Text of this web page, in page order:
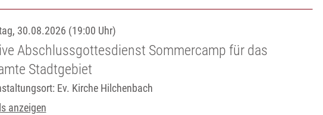
30.08.2026 (19:00 Uhr)
Abschlussgottesdienst Sommercamp für das
Stadtgebiet
Ev. Kirche Hilchenbach
anzeigen